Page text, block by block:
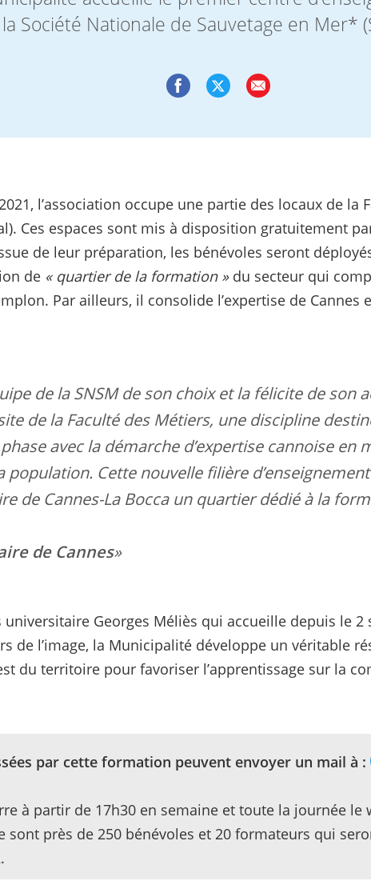
la Société Nationale de Sauvetage en Mer*
l’association occupe une partie des locaux de la
Ces espaces sont mis à disposition gratuitement
de leur préparation, les bénévoles seront
de « quartier de la formation »du secteur qui
Par ailleurs, il consolide l’expertise de
de la SNSM de son choix et la félicite de son
de la Faculté des Métiers, une discipline
avec la démarche d’expertise cannoise en
population. Cette nouvelle filière
de Cannes-La Bocca un quartier dédié à la
de Cannes
universitaire Georges Méliès qui accueille depuis le
de l’image, la Municipalité développe un véritable
du territoire pour favoriser l’apprentissage sur la
par cette formation peuvent envoyer un mail à :
à partir de 17h30 en semaine et toute la journée le
sont près de 250 bénévoles et 20 formateurs qui